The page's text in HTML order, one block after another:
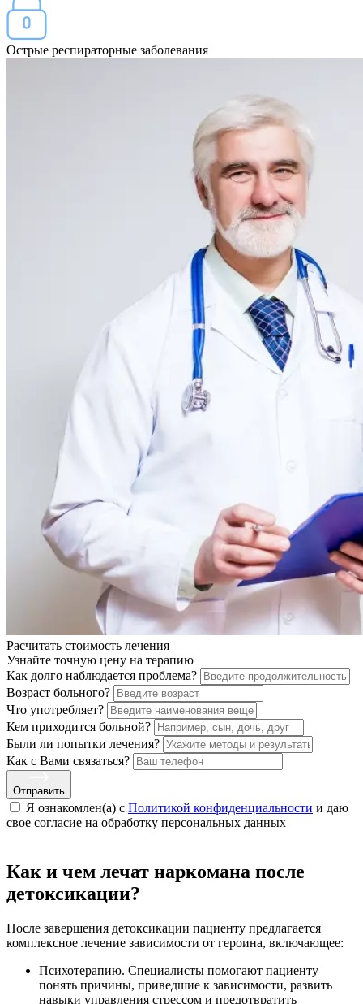
Острые респираторные заболевания
Расчитать стоимость лечения
Узнайте точную цену на терапию
Как долго наблюдается проблема?
Возраст больного?
Что употребляет?
Кем приходится больной?
Были ли попытки лечения?
Как с Вами связаться?
Отправить
Я ознакомлен(а) с Политикой конфиденциальности и даю
свое cогласие на обработку персональных данных
Как и чем лечат наркомана после
детоксикации?
После завершения детоксикации пациенту предлагается
комплексное лечение зависимости от героина, включающее:
Психотерапию. Специалисты помогают пациенту
понять причины, приведшие к зависимости, развить
навыки управления стрессом и предотвратить